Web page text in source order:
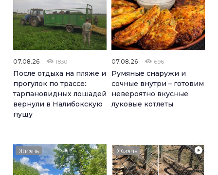
07.08.26 1830
После отдыха на пляже и
прогулок по трассе:
тарпановидных лошадей
вернули в Налибокскую
пущу
07.08.26 696
Румяные снаружи и
сочные внутри – готовим
невероятно вкусные
луковые котлеты
Жизнь Жизнь